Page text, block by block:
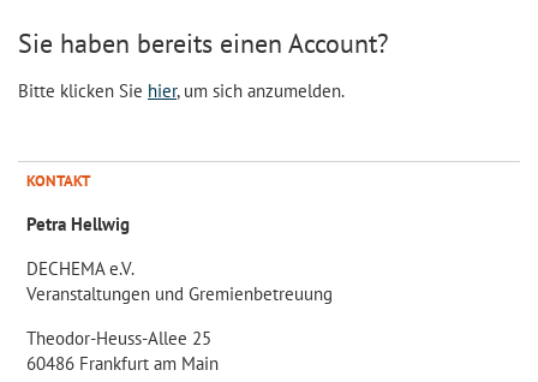
Sie haben bereits einen Account?
Bitte klicken Sie hier, um sich anzumelden.
KONTAKT
Petra Hellwig
DECHEMA e.V.
Veranstaltungen und Gremienbetreuung
Theodor-Heuss-Allee 25
60486 Frankfurt am Main